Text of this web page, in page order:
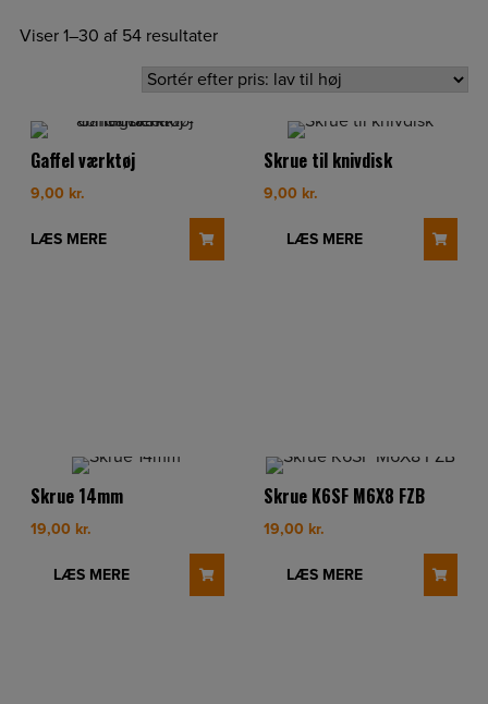
Viser 1–30 af 54 resultater
Gaffel værktøj
9,00 kr.
LÆS MERE
Skrue til knivdisk
9,00 kr.
LÆS MERE
Skrue 14mm
19,00 kr.
LÆS MERE
Skrue K6SF M6X8 FZB
19,00 kr.
LÆS MERE